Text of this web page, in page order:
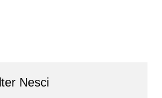
Nesci